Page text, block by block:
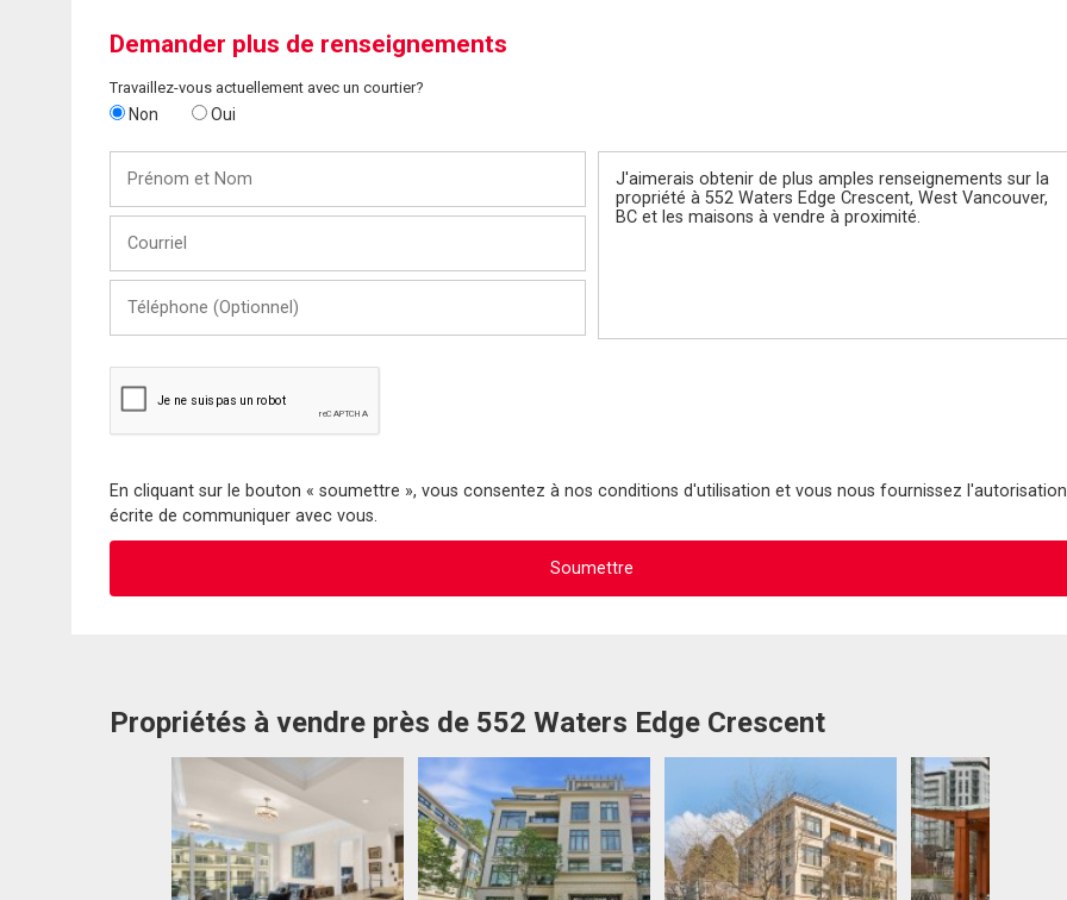
Demander plus de renseignements
Travaillez-vous actuellement avec un courtier?
Non Oui
Nom
(Optionnel)
En cliquant sur le bouton « soumettre », vous consentez à nos conditions d'utilisation et vous nous fournissez l'autorisation
écrite de communiquer avec vous.
Propriétés à vendre près de 552 Waters Edge Crescent